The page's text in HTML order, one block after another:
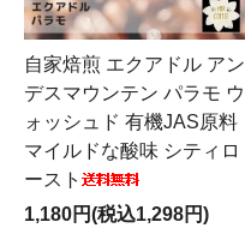
自家焙煎 エクアドル アン
デスマウンテン パラモ ウ
ォッシュド 有機JAS原料
マイルドな酸味 シティロ
ースト
1,180円(税込1,298円)